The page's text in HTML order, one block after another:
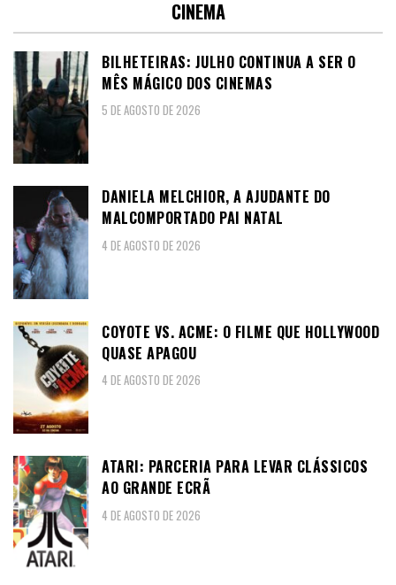
CINEMA
BILHETEIRAS: JULHO CONTINUA A SER O
MÊS MÁGICO DOS CINEMAS
5 DE AGOSTO DE 2026
DANIELA MELCHIOR, A AJUDANTE DO
MALCOMPORTADO PAI NATAL
4 DE AGOSTO DE 2026
COYOTE VS. ACME: O FILME QUE HOLLYWOOD
QUASE APAGOU
4 DE AGOSTO DE 2026
ATARI: PARCERIA PARA LEVAR CLÁSSICOS
AO GRANDE ECRÃ
4 DE AGOSTO DE 2026